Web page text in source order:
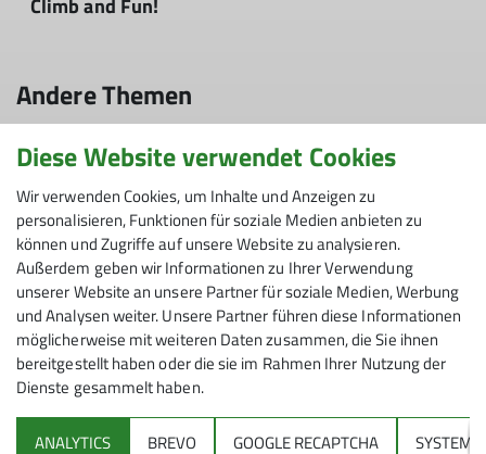
Climb and Fun!
Klettern bis die Finger brennen hieß es am 15. Februar im
DAV-Kletterzentrum Feucht - beim Klettermarathon galt es,
innerhalb von drei Stunden so viele Routen wie möglich zu
klettern.
mehr erfahren
Andere Themen
Alpinklettern Archiv Ausbildung Bergsteigen Blog
DAV Hauptverein Eventbericht Externe Inhalte Gravelbike
Hochtour Hütten Klettergruppe Kletterhalle
Mehrseillängenklettern Mitgliedschaft Mountainbike Natur
News Pumptrack RadAktiv Routenbau Routenbautermin
Sektion Skitouren Topnews Vortrag Website
Diese Website verwendet Cookies
Wir verwenden Cookies, um Inhalte und Anzeigen zu
personalisieren, Funktionen für soziale Medien anbieten zu
können und Zugriffe auf unsere Website zu analysieren.
Außerdem geben wir Informationen zu Ihrer Verwendung
unserer Website an unsere Partner für soziale Medien, Werbung
und Analysen weiter. Unsere Partner führen diese Informationen
möglicherweise mit weiteren Daten zusammen, die Sie ihnen
bereitgestellt haben oder die sie im Rahmen Ihrer Nutzung der
Dienste gesammelt haben.
ANALYTICS BREVO GOOGLE RECAPTCHA SYSTEM